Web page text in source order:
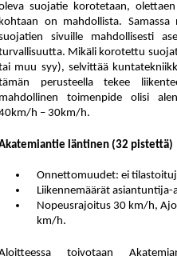
suojatie korotetaan,
on mahdollista.
sivuille mahdollisesti
Mikäli korotettu
muu syy), selvittää
perusteella tekee
toimenpide olisi
h – 30km/h.
läntinen (32 pistettä)
Onnettomuudet: ei
Liikennemäärät
Nopeusrajoitus 30 km/h,
km/h.
toivotaan